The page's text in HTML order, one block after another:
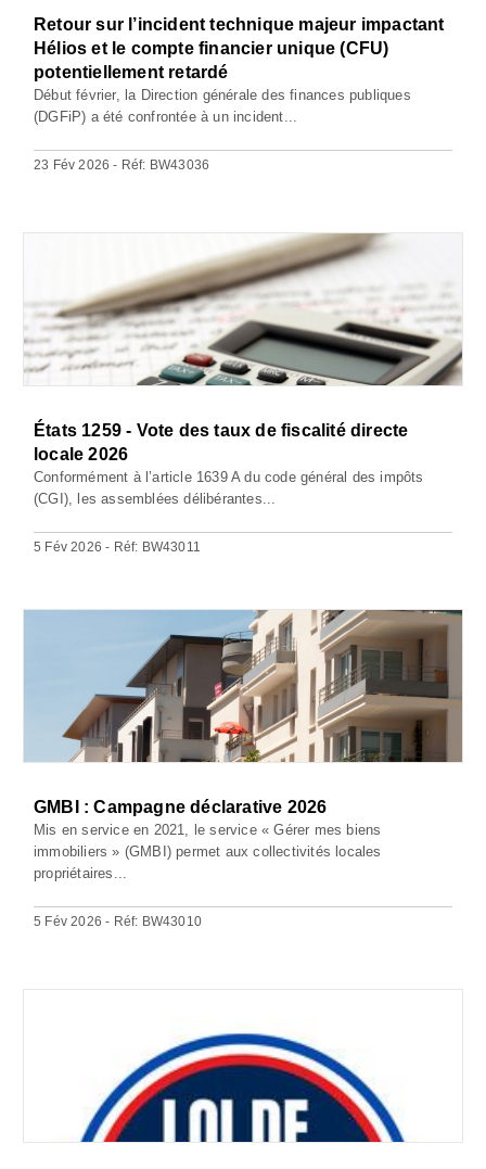
Retour sur l’incident technique majeur impactant
Hélios et le compte financier unique (CFU)
potentiellement retardé
Début février, la Direction générale des finances publiques
(DGFiP) a été confrontée à un incident...
23 Fév 2026 - Réf: BW43036
États 1259 - Vote des taux de fiscalité directe
locale 2026
Conformément à l’article 1639 A du code général des impôts
(CGI), les assemblées délibérantes...
5 Fév 2026 - Réf: BW43011
GMBI : Campagne déclarative 2026
Mis en service en 2021, le service « Gérer mes biens
immobiliers » (GMBI) permet aux collectivités locales
propriétaires...
5 Fév 2026 - Réf: BW43010